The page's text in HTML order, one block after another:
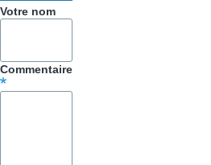
Votre nom
Commentaire